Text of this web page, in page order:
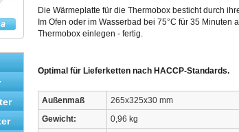
Die Wärmeplatte für die Thermobox besticht durch
Im Ofen oder im Wasserbad bei 75°C für 35 Minuten
Thermobox einlegen - fertig.
Optimal für Lieferketten nach HACCP-Standards.
Außenmaß
265x325x30 mm
Gewicht:
0,96 kg